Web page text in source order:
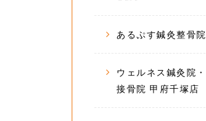
あるぷす鍼灸整骨院
ウェルネス鍼灸院・
接骨院 甲府千塚店